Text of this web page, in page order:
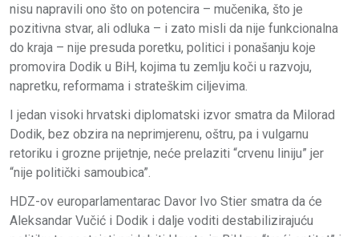
nisu napravili ono što on potencira – mučenika, što je
pozitivna stvar, ali odluka – i zato misli da nije funkcionalna
do kraja – nije presuda poretku, politici i ponašanju koje
promovira Dodik u BiH, kojima tu zemlju koči u razvoju,
napretku, reformama i strateškim ciljevima.
I jedan visoki hrvatski diplomatski izvor smatra da Milorad
Dodik, bez obzira na neprimjerenu, oštru, pa i vulgarnu
retoriku i grozne prijetnje, neće prelaziti “crvenu liniju” jer
“nije politički samoubica”.
HDZ-ov europarlamentarac Davor Ivo Stier smatra da će
Aleksandar Vučić i Dodik i dalje voditi destabilizirajuću